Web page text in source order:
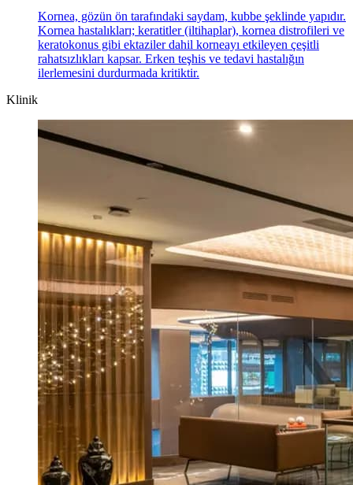
Kornea, gözün ön tarafındaki saydam, kubbe şeklinde yapıdır.
Kornea hastalıkları; keratitler (iltihaplar), kornea distrofileri ve
keratokonus gibi ektaziler dahil korneayı etkileyen çeşitli
rahatsızlıkları kapsar. Erken teşhis ve tedavi hastalığın
ilerlemesini durdurmada kritiktir.
Klinik